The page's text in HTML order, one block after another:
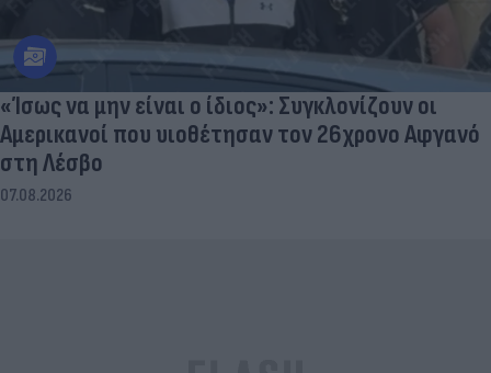
«Ίσως να μην είναι ο ίδιος»: Συγκλονίζουν οι
Αμερικανοί που υιοθέτησαν τον 26χρονο Αφγανό
στη Λέσβο
07.08.2026